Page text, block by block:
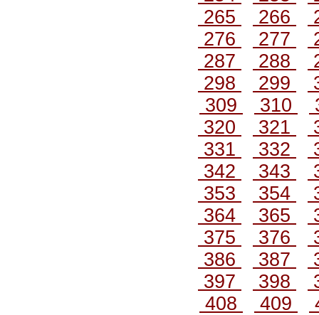
265
266
276
277
287
288
298
299
309
310
320
321
331
332
342
343
353
354
364
365
375
376
386
387
397
398
408
409